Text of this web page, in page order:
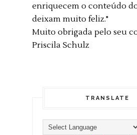
enriquecem o conteúdo
deixam muito feliz."
Muito obrigada pelo seu
Priscila Schulz
TRANSLATE